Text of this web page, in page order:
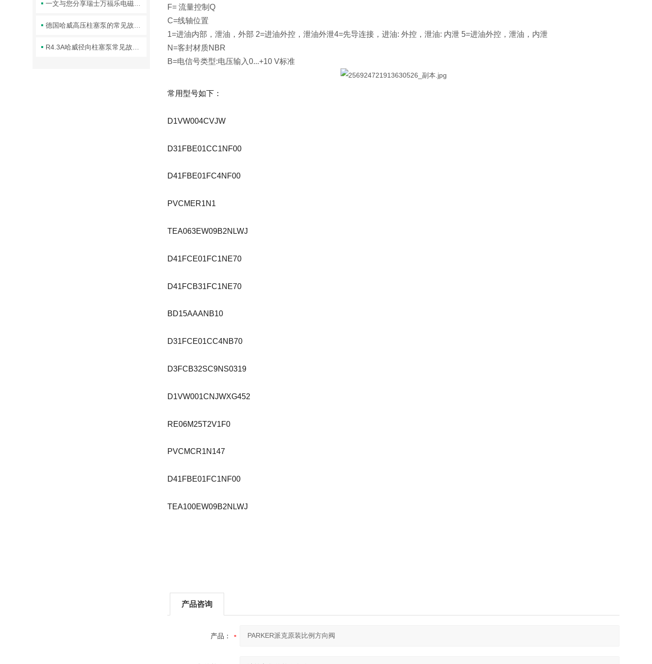
F= 流量控制Q
C=线轴位置
1=进油内部，泄油，外部 2=进油外控，泄油外泄4=先导连接，进油: 外控，泄油: 内泄 5=进油外控，泄油，内泄
N=客封材质NBR
B=电信号类型:电压输入0...+10 V标准
常用型号如下：
D1VW004CVJW
D31FBE01CC1NF00
D41FBE01FC4NF00
PVCMER1N1
TEA063EW09B2NLWJ
D41FCE01FC1NE70
D41FCB31FC1NE70
BD15AAANB10
D31FCE01CC4NB70
D3FCB32SC9NS0319
D1VW001CNJWXG452
RE06M25T2V1F0
PVCMCR1N147
D41FBE01FC1NF00
TEA100EW09B2NLWJ
产品咨询
产品：